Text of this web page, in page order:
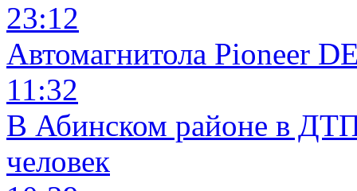
23:12
Автомагнитола Pioneer
11:32
В Абинском районе в
человек